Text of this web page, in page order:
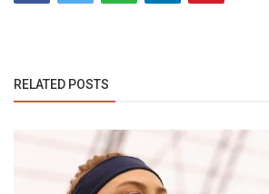
RELATED POSTS